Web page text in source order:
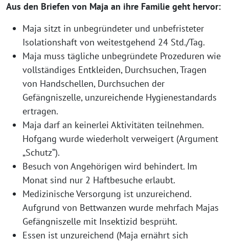
Aus den Briefen von Maja an ihre Familie geht hervor:
Maja sitzt in unbegründeter und unbefristeter
Isolationshaft von weitestgehend 24 Std./Tag.
Maja muss tägliche unbegründete Prozeduren wie
vollständiges Entkleiden, Durchsuchen, Tragen
von Handschellen, Durchsuchen der
Gefängniszelle, unzureichende Hygienestandards
ertragen.
Maja darf an keinerlei Aktivitäten teilnehmen.
Hofgang wurde wiederholt verweigert (Argument
„Schutz“).
Besuch von Angehörigen wird behindert. Im
Monat sind nur 2 Haftbesuche erlaubt.
Medizinische Versorgung ist unzureichend.
Aufgrund von Bettwanzen wurde mehrfach Majas
Gefängniszelle mit Insektizid besprüht.
Essen ist unzureichend (Maja ernährt sich